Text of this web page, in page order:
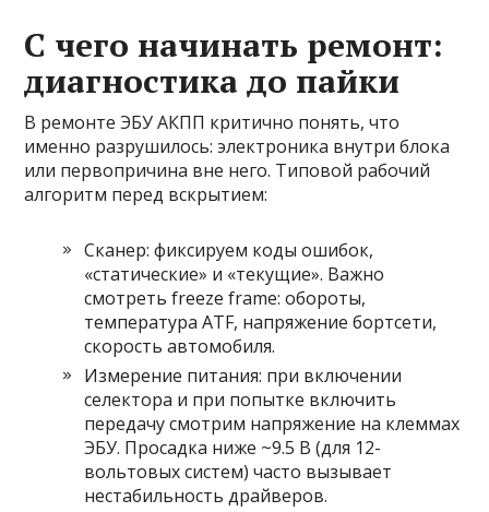
С чего начинать ремонт:
диагностика до пайки
В ремонте ЭБУ АКПП критично понять, что
именно разрушилось: электроника внутри блока
или первопричина вне него. Типовой рабочий
алгоритм перед вскрытием:
Сканер: фиксируем коды ошибок,
«статические» и «текущие». Важно
смотреть freeze frame: обороты,
температура ATF, напряжение бортсети,
скорость автомобиля.
Измерение питания: при включении
селектора и при попытке включить
передачу смотрим напряжение на клеммах
ЭБУ. Просадка ниже ~9.5 В (для 12-
вольтовых систем) часто вызывает
нестабильность драйверов.